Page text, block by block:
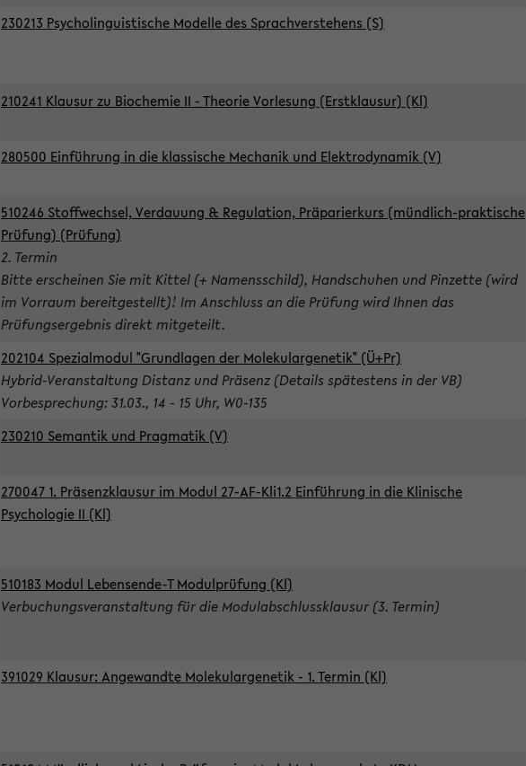
230213 Psycholinguistische Modelle des Sprachverstehens (S)
210241 Klausur zu Biochemie II - Theorie Vorlesung (Erstklausur) (Kl)
280500 Einführung in die klassische Mechanik und Elektrodynamik (V)
510246 Stoffwechsel, Verdauung & Regulation, Präparierkurs (mündlich-praktische
Prüfung) (Prüfung)
2. Termin
Bitte erscheinen Sie mit Kittel (+ Namensschild), Handschuhen und Pinzette (wird
im Vorraum bereitgestellt)! Im Anschluss an die Prüfung wird Ihnen das
Prüfungsergebnis direkt mitgeteilt.
202104 Spezialmodul "Grundlagen der Molekulargenetik" (Ü+Pr)
Hybrid-Veranstaltung Distanz und Präsenz (Details spätestens in der VB)
Vorbesprechung: 31.03., 14 - 15 Uhr, W0-135
230210 Semantik und Pragmatik (V)
270047 1. Präsenzklausur im Modul 27-AF-Kli1.2 Einführung in die Klinische
Psychologie II (Kl)
510183 Modul Lebensende-T Modulprüfung (Kl)
Verbuchungsveranstaltung für die Modulabschlussklausur (3. Termin)
391029 Klausur: Angewandte Molekulargenetik - 1. Termin (Kl)